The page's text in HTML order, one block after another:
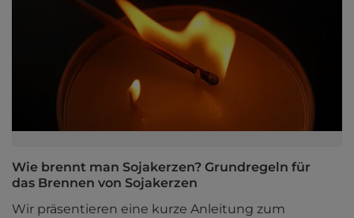
Wie brennt man Sojakerzen? Grundregeln für
das Brennen von Sojakerzen
Wir präsentieren eine kurze Anleitung zum